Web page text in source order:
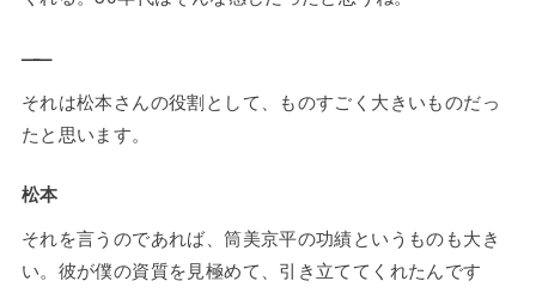
——
それは松本さんの役割として、ものすごく大きいものだっ
たと思います。
松本
それを言うのであれば、筒美京平の功績というものも大き
い。彼が僕の資質を見極めて、引き立ててくれたんです